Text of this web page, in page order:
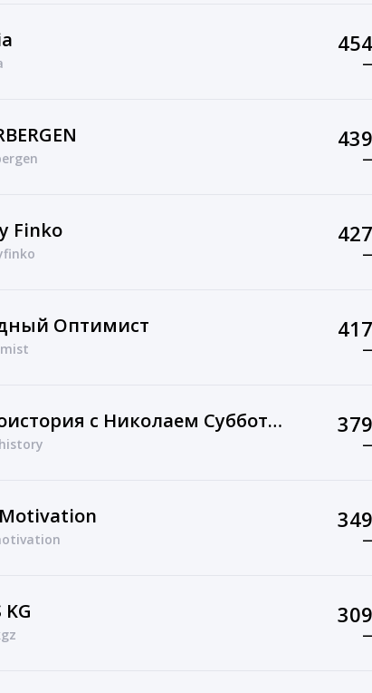
Finko
Оптимист
Протоистория с Николаем Субботиным
KG